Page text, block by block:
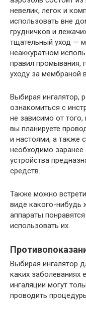
невелик, легок и
использовать вне
грудничков и
тщательный уход —
неаккуратном
правил промывания,
уходу за мембраной
Выбирая ингалятор,
ознакомиться с
не зависимо от того,
вы планируете
и настоями, а также
необходимо заранее
устройства
средств.
Также можно
виде какого-нибудь
аппараты
использовать их.
Выбирая ингалятор
каких заболеваниях
ингаляции могут
проводить